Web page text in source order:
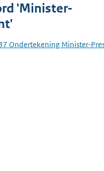
'Minister-
Ondertekening Minister-